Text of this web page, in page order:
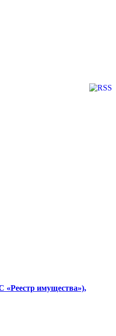
«Реестр имущества»),